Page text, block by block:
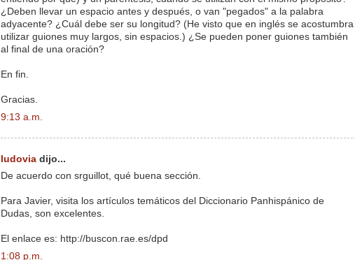
¿Deben llevar un espacio antes y después, o van "pegados" a la palabra
adyacente? ¿Cuál debe ser su longitud? (He visto que en inglés se acostumbra
utilizar guiones muy largos, sin espacios.) ¿Se pueden poner guiones también
al final de una oración?
En fin.
Gracias.
9:13 a.m.
ludovia dijo...
De acuerdo con srguillot, qué buena sección.
Para Javier, visita los artículos temáticos del Diccionario Panhispánico de
Dudas, son excelentes.
El enlace es: http://buscon.rae.es/dpd
1:08 p.m.